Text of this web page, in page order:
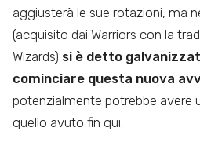
aggiusterà le sue rotazioni, ma
(acquisito dai Warriors con la
Wizards) si è detto
cominciare questa nuova
potenzialmente potrebbe avere
quello avuto fin qui.